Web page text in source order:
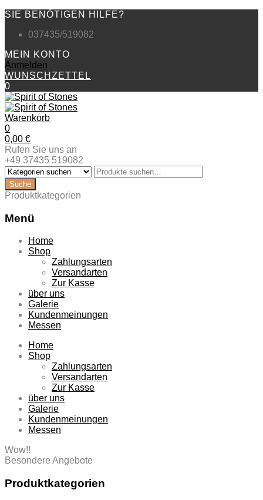
SIE BENÖTIGEN HILFE?
037435/519082
MEIN KONTO
Anmelden
WUNSCHZETTEL
0
Warenkorb
0
0,00 €
Rufen Sie uns an
+49 37435 519082
Produktkategorien
Menü
Zum
Inhalt
Home
Shop
Zahlungsarten
Versandarten
Zur Kasse
über uns
Galerie
Kundenmeinungen
Messen
Home
Shop
Zahlungsarten
Versandarten
Zur Kasse
über uns
Galerie
Kundenmeinungen
Messen
Wow!!
Besondere Angebote
Produktkategorien